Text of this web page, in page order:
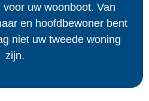
voor uw woonboot. Van
en hoofdbewoner bent
niet uw tweede woning
zijn.